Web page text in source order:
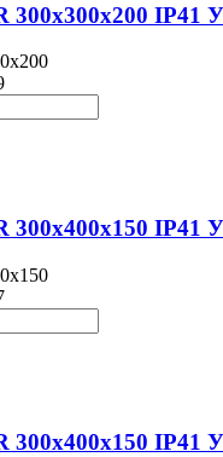
300х300х200 IP41
300х400х150 IP41
300х400х150 IP41